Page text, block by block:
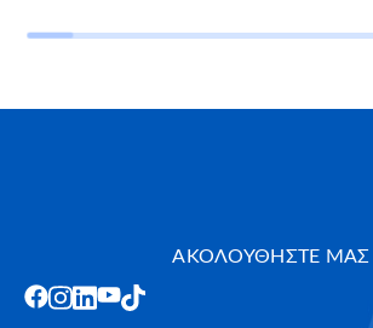
ΑΚΟΛΟΥΘΗΣΤΕ ΜΑΣ